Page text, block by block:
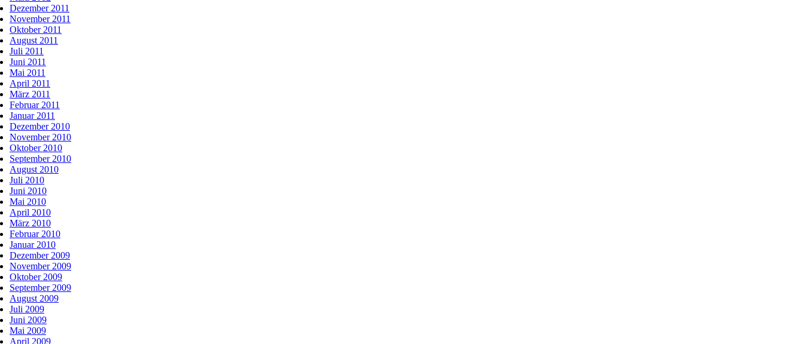
Dezember 2011
November 2011
Oktober 2011
August 2011
Juli 2011
Juni 2011
Mai 2011
April 2011
März 2011
Februar 2011
Januar 2011
Dezember 2010
November 2010
Oktober 2010
September 2010
August 2010
Juli 2010
Juni 2010
Mai 2010
April 2010
März 2010
Februar 2010
Januar 2010
Dezember 2009
November 2009
Oktober 2009
September 2009
August 2009
Juli 2009
Juni 2009
Mai 2009
April 2009